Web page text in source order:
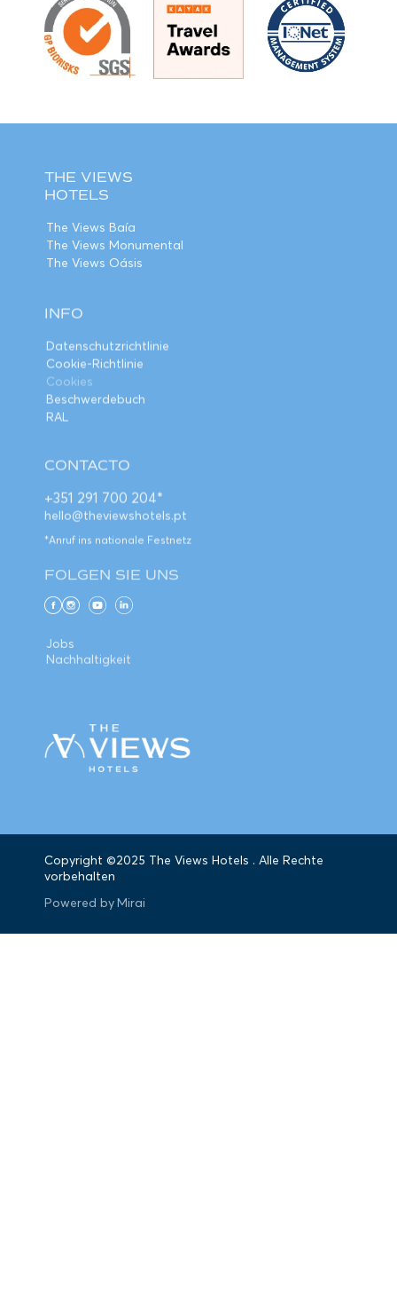
HOTELS
The Views Monumental
The Views Oásis
Cookie-Richtlinie
Cookies
Beschwerdebuch
RAL
hello@theviewshotels.pt
*Anruf ins nationale Festnetz
FOLGEN SIE UNS
Jobs
Nachhaltigkeit
Copyright ©2025 The Views Hotels . Alle Rechte
vorbehalten
Mirai